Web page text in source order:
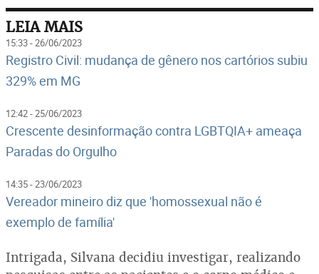
LEIA MAIS
15:33 - 26/06/2023
Registro Civil: mudança de gênero nos cartórios subiu
329% em MG
12:42 - 25/06/2023
Crescente desinformação contra LGBTQIA+ ameaça
Paradas do Orgulho
14:35 - 23/06/2023
Vereador mineiro diz que 'homossexual não é
exemplo de família'
Intrigada, Silvana decidiu investigar, realizando